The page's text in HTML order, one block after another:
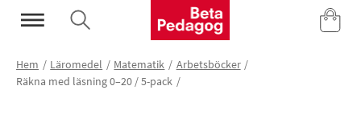
Mina Sidor
Hem Läromedel Matematik
Arbetsböcker
Räkna med läsning 0–20 / 5-pack